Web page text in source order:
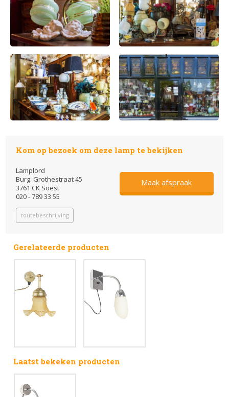
Kom op bezoek om deze lamp te bekijken
Lamplord
Burg. Grothestraat 45
3761 CK Soest
020 - 789 33 55
routebeschrijving
Maak afspraak
Gerelateerde producten
Laatst bekeken producten